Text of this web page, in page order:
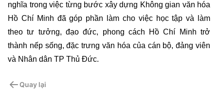
nghĩa trong việc từng bước xây dựng Không gian văn hóa
Hồ Chí Minh đã góp phần làm cho việc học tập và làm
theo tư tưởng, đạo đức, phong cách Hồ Chí Minh trở
thành nếp sống, đặc trưng văn hóa của cán bộ, đảng viên
và Nhân dân TP Thủ Đức.
Quay lại